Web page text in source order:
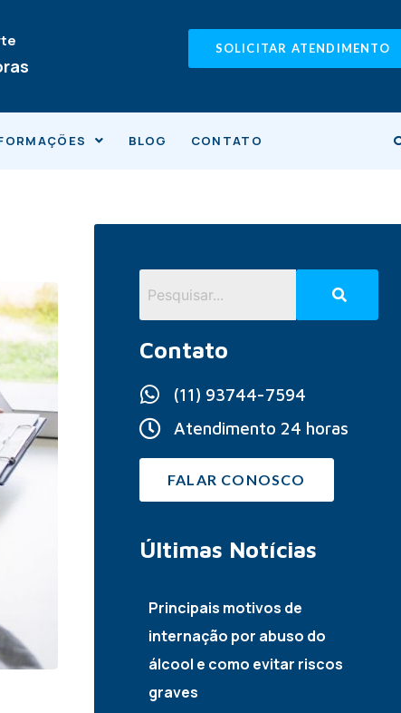
SOLICITAR ATENDIMENTO
BLOG CONTATO
Contato
(11) 93744-7594
Atendimento 24 horas
FALAR CONOSCO
Últimas Notícias
Principais motivos de
internação por abuso do
álcool e como evitar riscos
graves